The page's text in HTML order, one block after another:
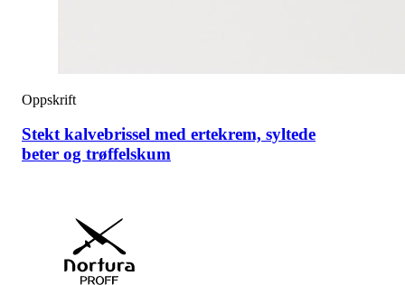
Oppskrift
Stekt kalvebrissel med ertekrem, syltede
beter og trøffelskum